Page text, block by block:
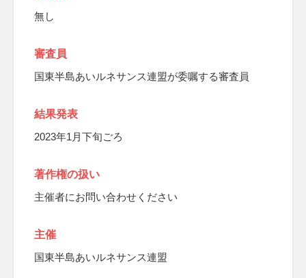
無し
審査員
国東半島あいルネサンス連盟が委嘱する審査員
結果発表
2023年1月下旬ごろ
著作権の扱い
主催者にお問い合わせください
主催
国東半島あいルネサンス連盟